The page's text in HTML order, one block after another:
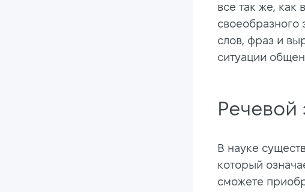
все так же, как
своеобразного
слов, фраз и
ситуации
Речевой
В науке
который
сможете